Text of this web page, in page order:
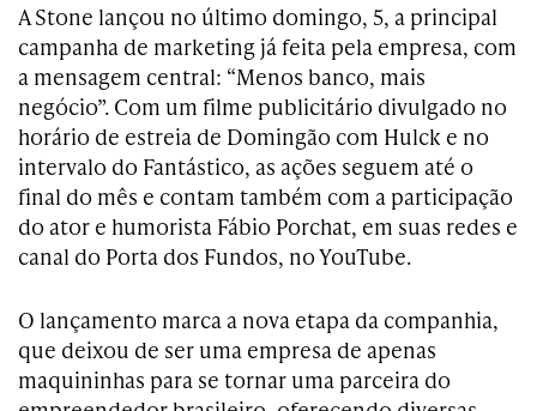
A Stone lançou no último domingo, 5, a principal
campanha de marketing já feita pela empresa, com
a mensagem central: “Menos banco, mais
negócio”. Com um filme publicitário divulgado no
horário de estreia de Domingão com Hulck e no
intervalo do Fantástico, as ações seguem até o
final do mês e contam também com a participação
do ator e humorista Fábio Porchat, em suas redes e
canal do Porta dos Fundos, no YouTube.
O lançamento marca a nova etapa da companhia,
que deixou de ser uma empresa de apenas
maquininhas para se tornar uma parceira do